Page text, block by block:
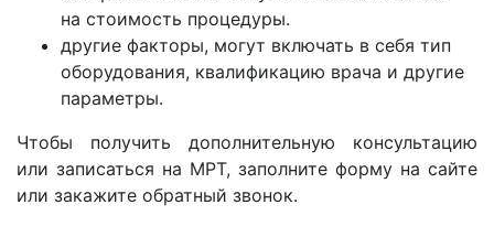
на стоимость процедуры.
другие факторы, могут включать в себя тип
оборудования, квалификацию врача и другие
параметры.
Чтобы получить дополнительную консультацию
или записаться на МРТ, заполните форму на сайте
или закажите обратный звонок.